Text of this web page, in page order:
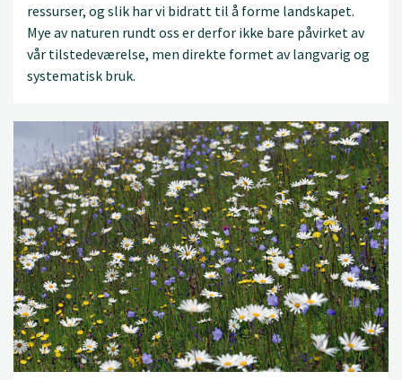
ressurser, og slik har vi bidratt til å forme landskapet.
Mye av naturen rundt oss er derfor ikke bare påvirket av
vår tilstedeværelse, men direkte formet av langvarig og
systematisk bruk.